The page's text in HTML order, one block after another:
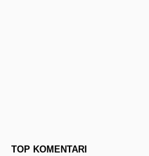
TOP KOMENTARI